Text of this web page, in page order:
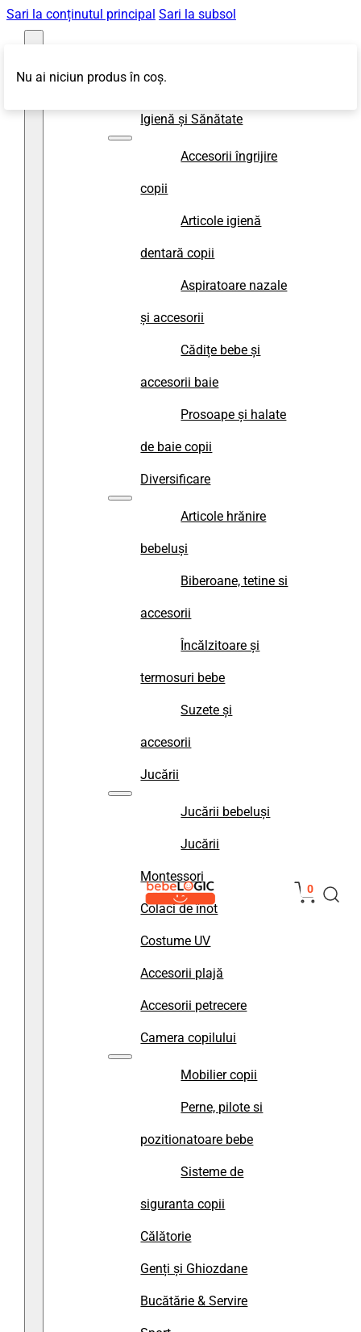
Sari la conținutul principal Sari la subsol
Igienă și Sănătate
Accesorii îngrijire
copii
Articole igienă
dentară copii
Aspiratoare nazale
și accesorii
Cădițe bebe și
accesorii baie
Prosoape și halate
de baie copii
Diversificare
Articole hrănire
bebeluși
Biberoane, tetine si
accesorii
Încălzitoare și
termosuri bebe
Suzete și
accesorii
Jucării
Jucării bebeluși
Jucării
Montessori
Colaci de înot
Costume UV
Accesorii plajă
Accesorii petrecere
Camera copilului
Mobilier copii
Perne, pilote si
pozitionatoare bebe
Sisteme de
siguranta copii
Călătorie
Genți și Ghiozdane
Bucătărie & Servire
0
Nu ai niciun produs în coș.